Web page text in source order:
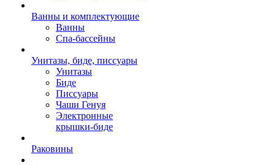
Ванны и комплектующие
Ванны
Спа-бассейны
Унитазы, биде, писсуары
Унитазы
Биде
Писсуары
Чаши Генуя
Электронные
крышки-биде
Раковины